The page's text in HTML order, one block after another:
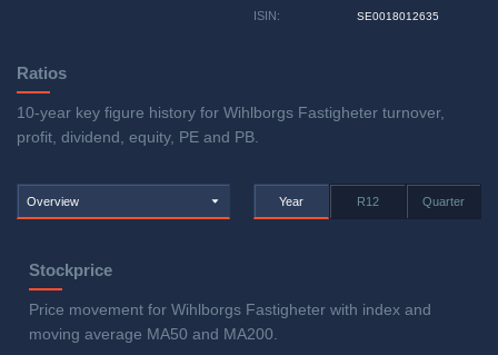
ISIN: SE0018012635
Ratios
10-year key figure history for Wihlborgs Fastigheter turnover,
profit, dividend, equity, PE and PB.
Overview Year R12 Quarter
Stockprice
Price movement for Wihlborgs Fastigheter with index and
moving average MA50 and MA200.